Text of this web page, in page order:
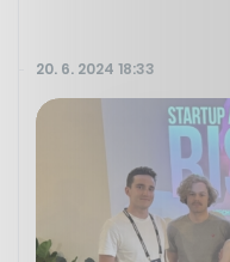
20. 6. 2024 18:33